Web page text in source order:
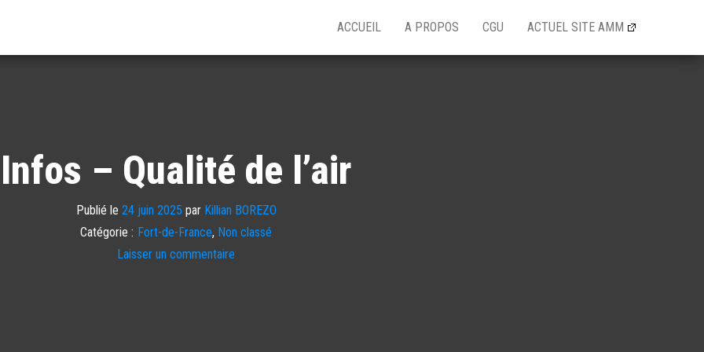
ACCUEIL A PROPOS CGU ACTUEL SITE AMM
Infos – Qualité de l’air
Publié le 24 juin 2025 par Killian BOREZO
Catégorie : Fort-de-France, Non classé
Laisser un commentaire